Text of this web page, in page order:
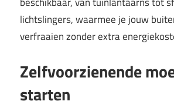
lichtslingers, waarmee je jouw
verfraaien zonder extra
Zelfvoorzienende
starten